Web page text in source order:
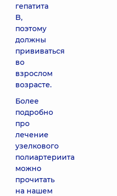
гепатита
B,
поэтому
должны
прививаться
во
взрослом
возрасте.
Более
подробно
про
лечение
узелкового
полиартериита
можно
прочитать
на нашем